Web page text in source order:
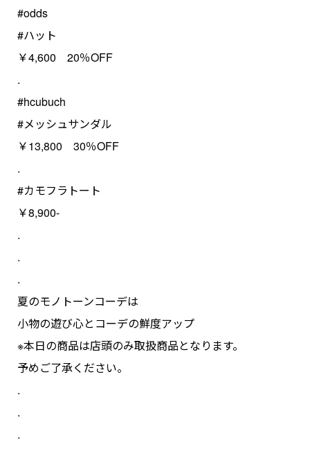
#odds
#ハット
￥4,600 20％OFF
.
#hcubuch
#メッシュサンダル
￥13,800 30％OFF
.
#カモフラトート
￥8,900-
.
.
.
夏のモノトーンコーデは
小物の遊び心とコーデの鮮度アップ
※本日の商品は店頭のみ取扱商品となります。
予めご了承ください。
.
.
.